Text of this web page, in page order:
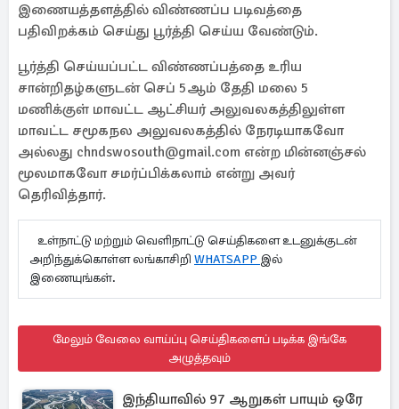
இணையத்தளத்தில் விண்ணப்ப படிவத்தை
பதிவிறக்கம் செய்து பூர்த்தி செய்ய வேண்டும்.
பூர்த்தி செய்யப்பட்ட விண்ணப்பத்தை உரிய
சான்றிதழ்களுடன் செப் 5ஆம் தேதி மலை 5
மணிக்குள் மாவட்ட ஆட்சியர் அலுவலகத்திலுள்ள
மாவட்ட சமூகநல அலுவலகத்தில் நேரடியாகவோ
அல்லது chndswosouth@gmail.com என்ற மின்னஞ்சல்
மூலமாகவோ சமர்ப்பிக்கலாம் என்று அவர்
தெரிவித்தார்.
உள்நாட்டு மற்றும் வெளிநாட்டு செய்திகளை உடனுக்குடன்
அறிந்துக்கொள்ள லங்காசிறி WHATSAPP இல்
இணையுங்கள்.
மேலும் வேலை வாய்ப்பு செய்திகளைப் படிக்க இங்கே
அழுத்தவும்
இந்தியாவில் 97 ஆறுகள் பாயும் ஒரே